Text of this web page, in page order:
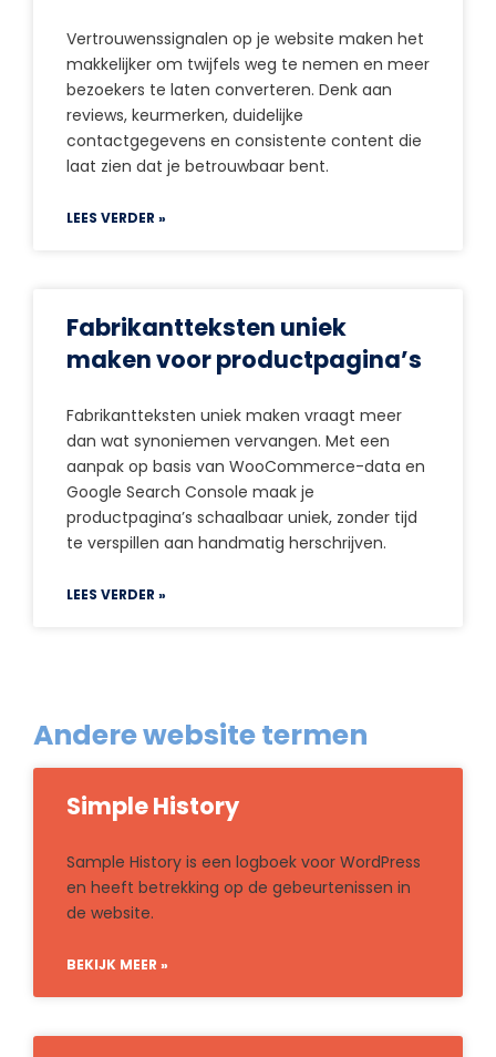
Vertrouwenssignalen op je website maken het
makkelijker om twijfels weg te nemen en meer
bezoekers te laten converteren. Denk aan
reviews, keurmerken, duidelijke
contactgegevens en consistente content die
laat zien dat je betrouwbaar bent.
LEES VERDER »
Fabrikantteksten uniek
maken voor productpagina’s
Fabrikantteksten uniek maken vraagt meer
dan wat synoniemen vervangen. Met een
aanpak op basis van WooCommerce-data en
Google Search Console maak je
productpagina’s schaalbaar uniek, zonder tijd
te verspillen aan handmatig herschrijven.
LEES VERDER »
Andere website termen
Simple History
Sample History is een logboek voor WordPress
en heeft betrekking op de gebeurtenissen in
de website.
BEKIJK MEER »